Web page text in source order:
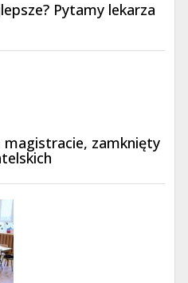
Pytamy lekarza
zamknięty